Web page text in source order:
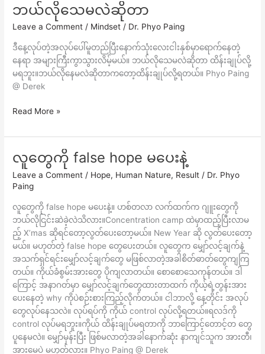
ဘယ်လိုသေမလဲဆိုတာ
Leave a Comment / Mindset / Dr. Phyo Paing
ဒီနေ့လုပ်တဲ့အလုပ်ပေါ်မူတည်ပြီးနောက်သုံးလေးငါးနှစ်မှာရောက်နေတဲ့
နေရာ အများကြီးကွာသွားလိမ့်မယ်။ ဘယ်လိုသေမလဲဆိုတာ ထိန်းချုပ်လို့
မရဘူး။ဘယ်လိုနေမလဲဆိုတာကတော့ထိန်းချုပ်လို့ရတယ်။ Phyo Paing
@ Derek
ဘယ်လို
လဲဆို
တာ
Read More »
လူတွေကို false hope မပေးနဲ့
Leave a Comment / Hope, Human Nature, Result / Dr. Phyo
Paing
လူတွေကို false hope မပေးနဲ့။ ဟစ်တလာ လက်ထက်က ဂျူးတွေကို
ဘယ်လိုငြင်းဆဲခဲ့လဲသိလား။Concentration camp ထဲမှာထည့်ပြီးလာမ
ည့် X’mas ဆိုရင်တော့လွတ်ပေးတော့မယ်။ New Year ဆို လွတ်ပေးတော့
မယ်။ မဟုတ်တဲ့ false hope တွေပေးတယ်။ လူတွေက မျှော်လင့်ချက်နဲ့
အသက်ရှင်ရင်းမျှော်လင့်ချက်တွေ မဖြစ်လာတဲ့အခါစိတ်ဓာတ်တွေကျကြ
တယ်။ ကိုယ်ခံစွမ်းအားတွေ ပိုကျလာတယ်။ စောစောသေကုန်တယ်။ ဒါ
ကြောင့် အနာဂတ်မှာ မျှော်လင့်ချက်တွေထားတာထက် ကိုယ့်ရဲ့တွန်းအား
ပေးနေတဲ့ why ကိုပဲစဉ်းစားကြည့်လိုက်တယ်။ ငါဘာလို့ နေ့တိုင်း အလုပ်
တွေလုပ်နေသလဲ။ လုပ်ရပ်ကို ကိုယ် control လုပ်လို့ရတယ်။ရလဒ်ကို
control လုပ်မရဘူး။ကိုယ် ထိန်းချုပ်မရတာကို ဘာကြောင့်တောင့်တ တွေ
ပူနေမလဲ။ မျှော်မှန်းပြီး ဖြစ်မလာတဲ့အခါနောက်ဆုံး နာကျင်သူက အားတီ၊
အားမေပဲ မဟုတ်လား။ Phyo Paing @ Derek
လူ
တွေ
ကို
false
hope
မ
ပေး
နဲ့